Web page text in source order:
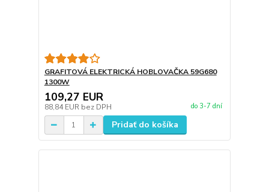
GRAFITOVÁ ELEKTRICKÁ HOBLOVAČKA 59G680
1300W
109,27 EUR
88,84 EUR bez DPH do 3-7 dní
Pridať do košíka